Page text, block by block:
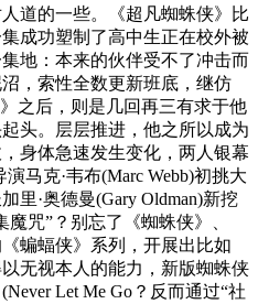
道的一些。《超凡蜘蛛侠》比
成功塑制了高中生正在校外被
地：本来的伙伴受不了冲击而
，索性全数更新班底，继仿
之后，则是几回再三有求于他
头。层层推进，他之所以成为
身体急速发生变化，两人银幕
马克·韦布(Marc Webb)初挑大
里·奥德曼(Gary Oldman)新挖
咒”？别忘了《蜘蛛侠》、
蝙蝠侠》系列，开展出比如
无视本人的能力，新版蜘蛛侠
Let Me Go？反而通过“社